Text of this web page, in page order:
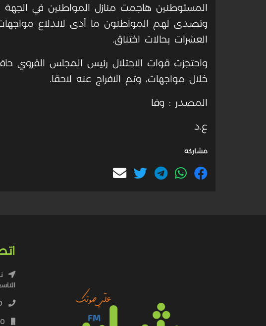
المستوطنين هاجمت منازل المواطنين في الجهة
وتصدى لهم المواطنون ما أدى لاندلاع
العشرات بحالات اختناق.
واحتجزت قوات الاحتلال رئيس المجلس القروي
خلال مواجهات، وتم الافراج عنه لاحقا.
المصدر : وفا
ع.د
مشاركة